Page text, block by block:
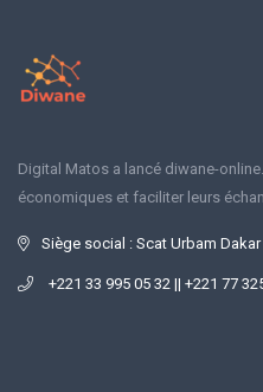
Digital Matos a lancé diwane-
économiques et faciliter leurs
Siège social : Scat Urbam Dakar
+221 33 995 05 32 || +221 77